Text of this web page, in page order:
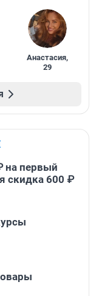
Анастасия,
29
на первый
скидка 600 ₽